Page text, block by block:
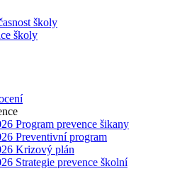
školy
školy
Program prevence šikany
Preventivní program
Krizový plán
Strategie prevence školní